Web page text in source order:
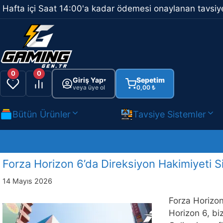
İçeriğe
atla
Hafta içi Saat 14:00'a kadar ödemesi onaylanan
0 0
Giriş Yap▾
veya üye ol
Sepetim
0,00 ₺
Bütün Ürünler Tavsiye Sistemler
Forza Horizon 6’da Direksiyon Hakimiyeti
14 Mayıs 2026
Forza
Horizon 6,